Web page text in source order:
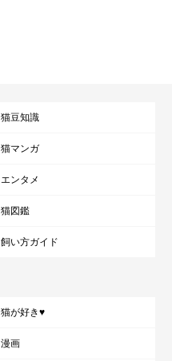
猫豆知識
猫マンガ
エンタメ
猫図鑑
飼い方ガイド
猫が好き♥
漫画